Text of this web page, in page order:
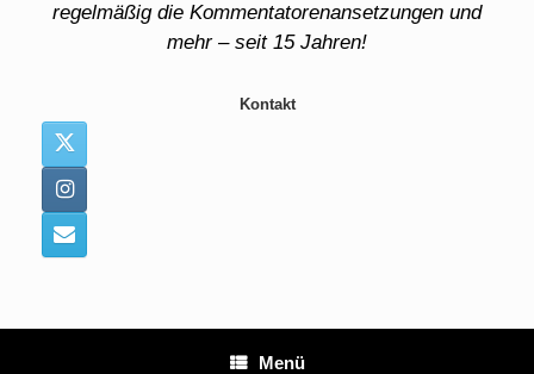
regelmäßig die Kommentatorenansetzungen und
mehr – seit 15 Jahren!
Kontakt
Menü